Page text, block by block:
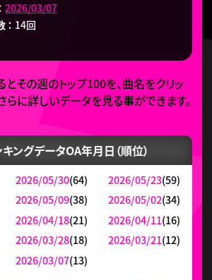
2026/03/07
14回
とその週のトップ100を、曲名をクリッ
らに詳しいデータを見る事ができます。
キングデータOA年月日（順位）
2026/05/30(64) 2026/05/23(59)
2026/05/09(38) 2026/05/02(34)
2026/04/18(21) 2026/04/11(16)
2026/03/28(18) 2026/03/21(12)
2026/03/07(13)